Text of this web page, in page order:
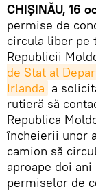
CHIȘINĂU, 16
permise de
circula liber pe
Republicii
de Stat al
Irlanda a
rutieră să
Republica
încheierii unor
camion să
aproape doi
permiselor de